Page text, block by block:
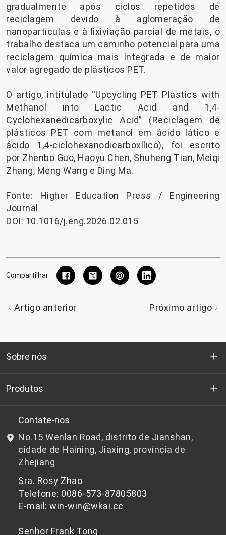
gradualmente após ciclos repetidos de
reciclagem devido à aglomeração de
nanopartículas e à lixiviação parcial de metais, o
trabalho destaca um caminho potencial para uma
reciclagem química mais integrada e de maior
valor agregado de plásticos PET.
O artigo, intitulado “Upcycling PET Plastics with
Methanol into Lactic Acid and 1,4-
Cyclohexanedicarboxylic Acid” (Reciclagem de
plásticos PET com metanol em ácido lático e
ácido 1,4-ciclohexanodicarboxílico), foi escrito
por Zhenbo Guo, Haoyu Chen, Shuheng Tian, ​​Meiqi
Zhang, Meng Wang e Ding Ma.
Fonte: Higher Education Press / Engineering
Journal
DOI: 10.1016/j.eng.2026.02.015
Compartilhar
Artigo anterior Próximo artigo
Sobre nós
Quem somos
P&D
Notícias e Eventos
política de Privacidade
Produtos
Chips de PET de qualidade para garrafas
Chips de PET não adequados para garrafas
Contate-nos
No.15 Wenlan Road, distrito de Jianshan,
cidade de Haining, Jiaxing, província de
Zhejiang
Sra. Rosy Zhao
Telefone: 0086-573-87805803
E-mail: win-win@wkai.cc
Senhor Frank Tong